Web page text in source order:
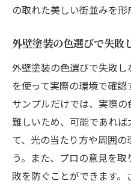
外壁塗装の費用と
外壁塗装の費用
外壁塗装の費用
外壁塗装の費用
外壁塗装で費用
外壁塗装の費用
外壁塗料の選び方
外壁塗料の選
の取れた美しい街並みを形
外壁塗装の色選びで失敗
外壁塗装の色選びで失敗
を使って実際の環境で確
サンプルだけでは、実際
難しいため、可能であれ
て、光の当たり方や周囲
う。また、プロの意見を
敗を防ぐことができます